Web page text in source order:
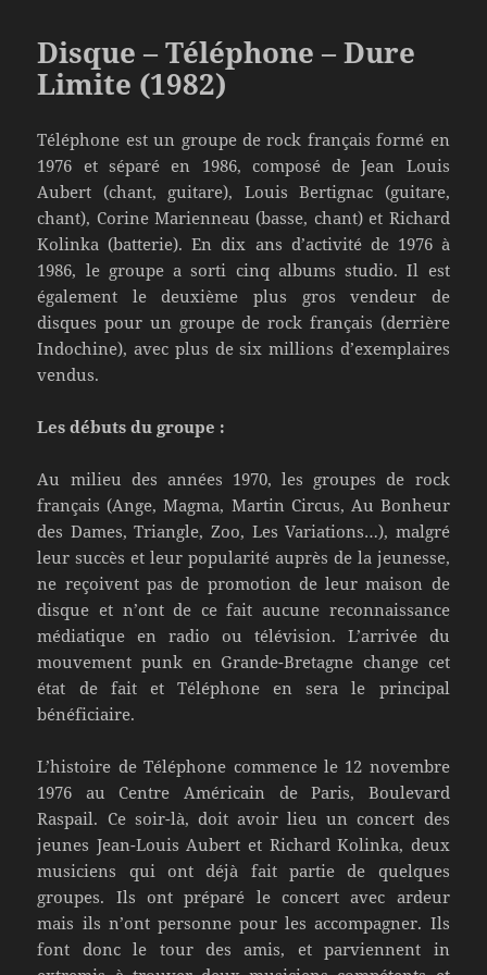
Disque – Téléphone – Dure
Limite (1982)
Téléphone est un groupe de rock français formé en
1976 et séparé en 1986, composé de Jean Louis
Aubert (chant, guitare), Louis Bertignac (guitare,
chant), Corine Marienneau (basse, chant) et Richard
Kolinka (batterie). En dix ans d’activité de 1976 à
1986, le groupe a sorti cinq albums studio. Il est
également le deuxième plus gros vendeur de
disques pour un groupe de rock français (derrière
Indochine), avec plus de six millions d’exemplaires
vendus.
Les débuts du groupe :
Au milieu des années 1970, les groupes de rock
français (Ange, Magma, Martin Circus, Au Bonheur
des Dames, Triangle, Zoo, Les Variations…), malgré
leur succès et leur popularité auprès de la jeunesse,
ne reçoivent pas de promotion de leur maison de
disque et n’ont de ce fait aucune reconnaissance
médiatique en radio ou télévision. L’arrivée du
mouvement punk en Grande-Bretagne change cet
état de fait et Téléphone en sera le principal
bénéficiaire.
L’histoire de Téléphone commence le 12 novembre
1976 au Centre Américain de Paris, Boulevard
Raspail. Ce soir-là, doit avoir lieu un concert des
jeunes Jean-Louis Aubert et Richard Kolinka, deux
musiciens qui ont déjà fait partie de quelques
groupes. Ils ont préparé le concert avec ardeur
mais ils n’ont personne pour les accompagner. Ils
font donc le tour des amis, et parviennent in